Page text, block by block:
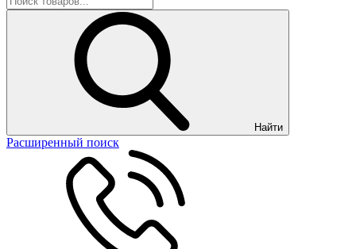
Найти
Расширенный поиск